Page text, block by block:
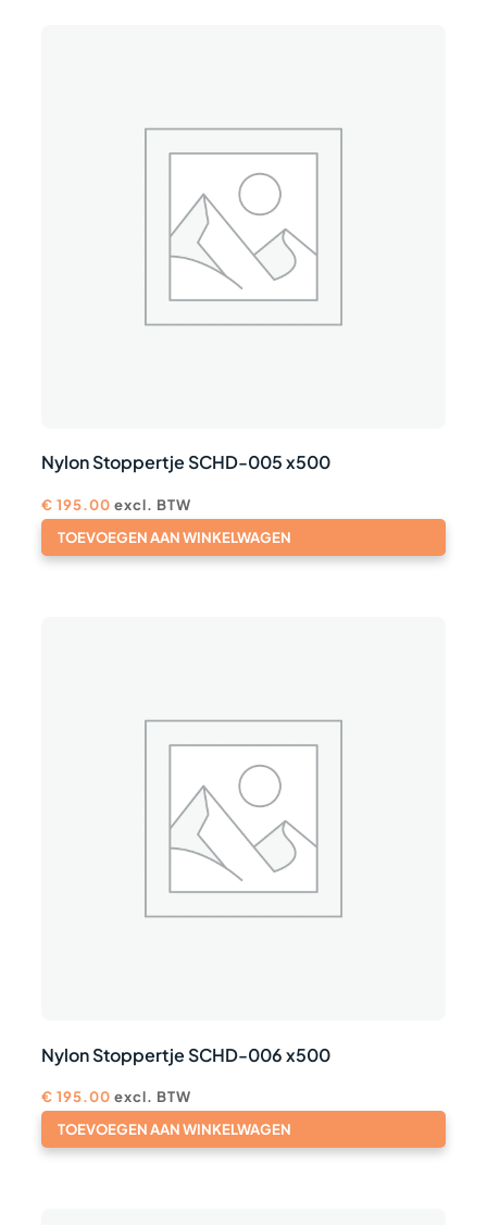
Nylon Stoppertje SCHD-005 x500
€ 195.00 excl. BTW
TOEVOEGEN AAN WINKELWAGEN
Nylon Stoppertje SCHD-006 x500
€ 195.00 excl. BTW
TOEVOEGEN AAN WINKELWAGEN